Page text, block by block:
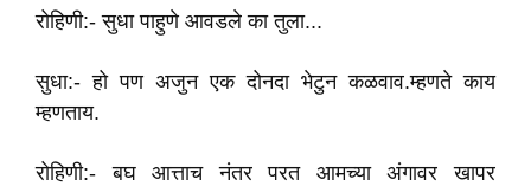
रोहिणी:- सुधा पाहुणे आवडले का तुला...
सुधा:- हो पण अजुन एक दोनदा भेटुन कळवाव.म्हणते काय
म्हणताय.
रोहिणी:- बघ आत्ताच नंतर परत आमच्या अंगावर खापर